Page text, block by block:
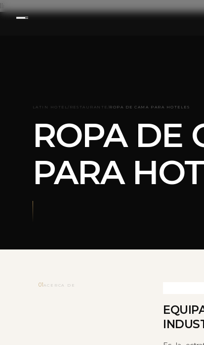
lli
LATIN HOTEL / RESTAURANTE /ROPA DE CAMA PARA HOTELES
ROPA DE
PARA
01 ACERCA DE